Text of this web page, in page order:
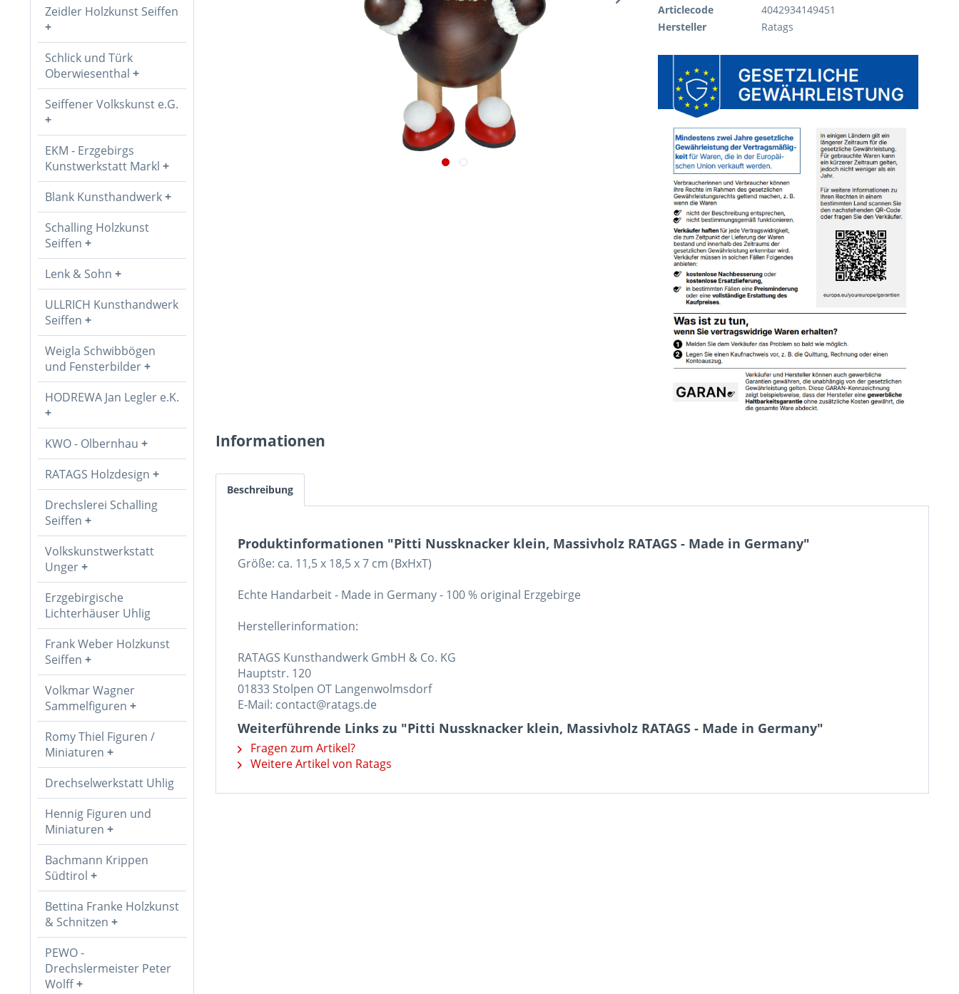
Zeidler Holzkunst Seiffen
Schlick und Türk
Oberwiesenthal
Seiffener Volkskunst e.G.
EKM - Erzgebirgs
Kunstwerkstatt Markl
Blank Kunsthandwerk
Schalling Holzkunst
Seiffen
Lenk & Sohn
ULLRICH Kunsthandwerk
Seiffen
Weigla Schwibbögen
und Fensterbilder
HODREWA Jan Legler e.K.
KWO - Olbernhau
RATAGS Holzdesign
Drechslerei Schalling
Seiffen
Volkskunstwerkstatt
Unger
Erzgebirgische
Lichterhäuser Uhlig
Frank Weber Holzkunst
Seiffen
Volkmar Wagner
Sammelfiguren
Romy Thiel Figuren /
Miniaturen
Drechselwerkstatt Uhlig
Hennig Figuren und
Miniaturen
Bachmann Krippen
Südtirol
Bettina Franke Holzkunst
& Schnitzen
PEWO -
Drechslermeister Peter
Wolff
Articlecode
4042934149451
Hersteller
Ratags
Informationen
Beschreibung
Produktinformationen "Pitti Nussknacker klein, Massivholz RATAGS - Made in Germany"
Größe: ca. 11,5 x 18,5 x 7 cm (BxHxT)
Echte Handarbeit - Made in Germany - 100 % original Erzgebirge
Herstellerinformation:
RATAGS Kunsthandwerk GmbH & Co. KG
Hauptstr. 120
01833 Stolpen OT Langenwolmsdorf
E-Mail: contact@ratags.de
Weiterführende Links zu "Pitti Nussknacker klein, Massivholz RATAGS - Made in Germany"
Fragen zum Artikel?
Weitere Artikel von Ratags